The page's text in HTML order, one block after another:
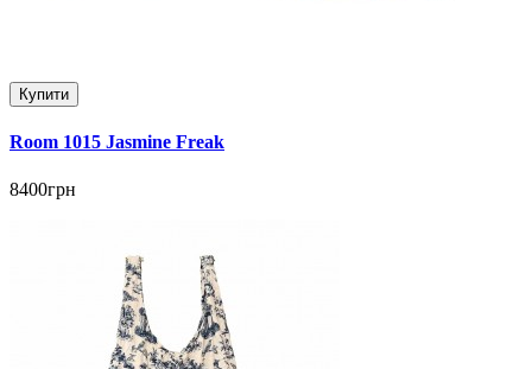
Купити
Room 1015 Jasmine Freak
8400грн